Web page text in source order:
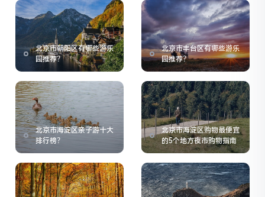
北京市朝阳区有哪些游乐
园推荐？
北京市丰台区有哪些游乐
园推荐？
北京市海淀区亲子游十大
排行榜？
北京市海淀区购物最便宜
的5个地方夜市购物指南